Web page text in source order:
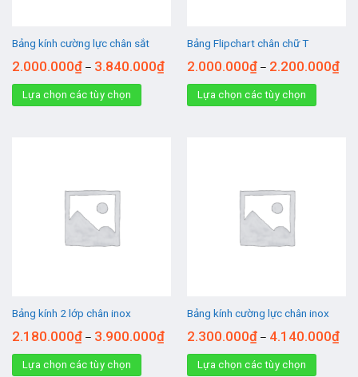
Bảng kính cường lực chân sắt
2.000.000₫– 3.840.000₫
Lựa chọn các tùy chọn
Bảng Flipchart chân chữ T
2.000.000₫– 2.200.000₫
Lựa chọn các tùy chọn
Bảng kính 2 lớp chân inox
2.180.000₫– 3.900.000₫
Lựa chọn các tùy chọn
Bảng kính cường lực chân inox
2.300.000₫– 4.140.000₫
Lựa chọn các tùy chọn